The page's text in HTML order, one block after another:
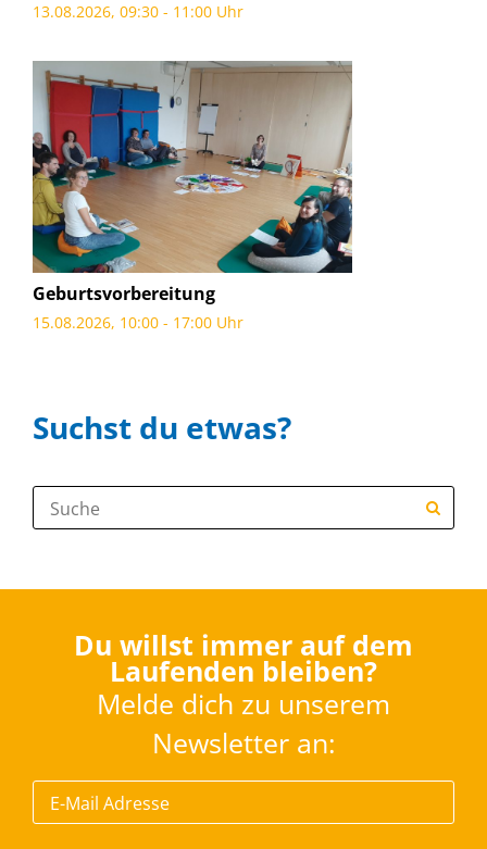
13.08.2026, 09:30 - 11:00 Uhr
Geburtsvorbereitung
15.08.2026, 10:00 - 17:00 Uhr
Suchst du etwas?
Suche:
Du willst immer auf dem
Laufenden bleiben?
Melde dich zu unserem
Newsletter an: